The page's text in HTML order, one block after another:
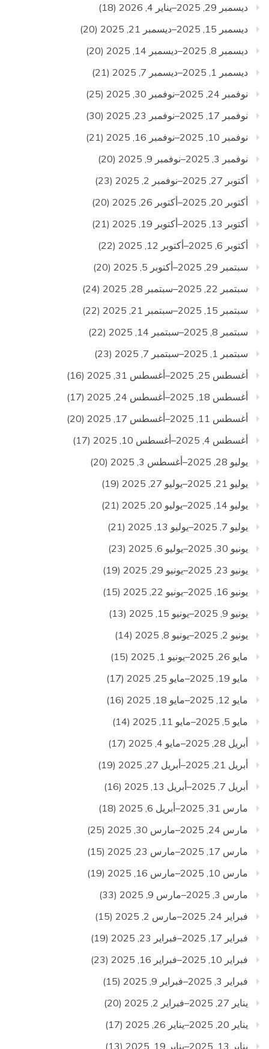
ديسمبر 29, 2025–يناير 4, 2026
(18)
ديسمبر 15, 2025–ديسمبر 21, 2025
(20)
ديسمبر 8, 2025–ديسمبر 14, 2025
(20)
ديسمبر 1, 2025–ديسمبر 7, 2025
(21)
نوفمبر 24, 2025–نوفمبر 30, 2025
(25)
نوفمبر 17, 2025–نوفمبر 23, 2025
(30)
نوفمبر 10, 2025–نوفمبر 16, 2025
(21)
نوفمبر 3, 2025–نوفمبر 9, 2025
(20)
أكتوبر 27, 2025–نوفمبر 2, 2025
(23)
أكتوبر 20, 2025–أكتوبر 26, 2025
(20)
أكتوبر 13, 2025–أكتوبر 19, 2025
(21)
أكتوبر 6, 2025–أكتوبر 12, 2025
(22)
سبتمبر 29, 2025–أكتوبر 5, 2025
(20)
سبتمبر 22, 2025–سبتمبر 28, 2025
(24)
سبتمبر 15, 2025–سبتمبر 21, 2025
(22)
سبتمبر 8, 2025–سبتمبر 14, 2025
(22)
سبتمبر 1, 2025–سبتمبر 7, 2025
(23)
أغسطس 25, 2025–أغسطس 31, 2025
(16)
أغسطس 18, 2025–أغسطس 24, 2025
(17)
أغسطس 11, 2025–أغسطس 17, 2025
(20)
أغسطس 4, 2025–أغسطس 10, 2025
(17)
يوليو 28, 2025–أغسطس 3, 2025
(20)
يوليو 21, 2025–يوليو 27, 2025
(19)
يوليو 14, 2025–يوليو 20, 2025
(21)
يوليو 7, 2025–يوليو 13, 2025
(21)
يونيو 30, 2025–يوليو 6, 2025
(23)
يونيو 23, 2025–يونيو 29, 2025
(19)
يونيو 16, 2025–يونيو 22, 2025
(15)
يونيو 9, 2025–يونيو 15, 2025
(13)
يونيو 2, 2025–يونيو 8, 2025
(14)
مايو 26, 2025–يونيو 1, 2025
(15)
مايو 19, 2025–مايو 25, 2025
(17)
مايو 12, 2025–مايو 18, 2025
(16)
مايو 5, 2025–مايو 11, 2025
(14)
أبريل 28, 2025–مايو 4, 2025
(17)
أبريل 21, 2025–أبريل 27, 2025
(19)
أبريل 7, 2025–أبريل 13, 2025
(16)
مارس 31, 2025–أبريل 6, 2025
(18)
مارس 24, 2025–مارس 30, 2025
(25)
مارس 17, 2025–مارس 23, 2025
(15)
مارس 10, 2025–مارس 16, 2025
(19)
مارس 3, 2025–مارس 9, 2025
(33)
فبراير 24, 2025–مارس 2, 2025
(15)
فبراير 17, 2025–فبراير 23, 2025
(19)
فبراير 10, 2025–فبراير 16, 2025
(23)
فبراير 3, 2025–فبراير 9, 2025
(15)
يناير 27, 2025–فبراير 2, 2025
(20)
يناير 20, 2025–يناير 26, 2025
(17)
يناير 13, 2025–يناير 19, 2025
(13)